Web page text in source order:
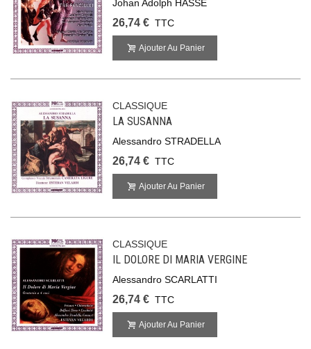
Johan Adolph HASSE
26,74 € TTC
Ajouter Au Panier
CLASSIQUE
LA SUSANNA
Alessandro STRADELLA
26,74 € TTC
Ajouter Au Panier
CLASSIQUE
IL DOLORE DI MARIA VERGINE
Alessandro SCARLATTI
26,74 € TTC
Ajouter Au Panier